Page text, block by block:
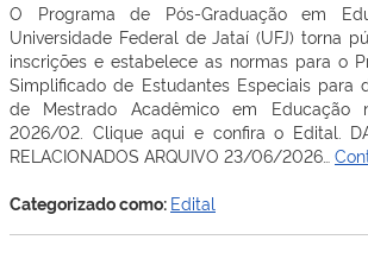
O Programa de Pós-Graduação em
Universidade Federal de Jataí (UFJ) torna
inscrições e estabelece as normas para o
Simplificado de Estudantes Especiais para
de Mestrado Acadêmico em Educação
2026/02. Clique aqui e confira o Edital.
RELACIONADOS ARQUIVO 23/06/2026…
Categorizado como: Edital